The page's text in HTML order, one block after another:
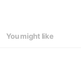
You might like